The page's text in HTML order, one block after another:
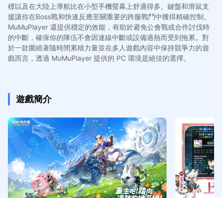
標以及在大陸上導航比在小型手機螢幕上舒適得多。鍵盤和滑鼠支
援讓你在Boss戰和快速反應至關重要的跨服戰鬥中獲得精確控制。
MuMuPlayer 還提供穩定的效能，有助於避免公會戰或合作討伐時
的中斷，確保你的隊伍不會因連線中斷或設備過熱而受到拖累。對
於一款圍繞著隨時間累積力量並在多人遊戲內容中保持競爭力的遊
戲而言，透過 MuMuPlayer 提供的 PC 環境是絕佳的選擇。
遊戲簡介